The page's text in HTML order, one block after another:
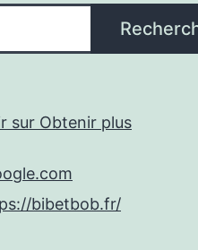
sur Obtenir plus
bibetbob.fr/